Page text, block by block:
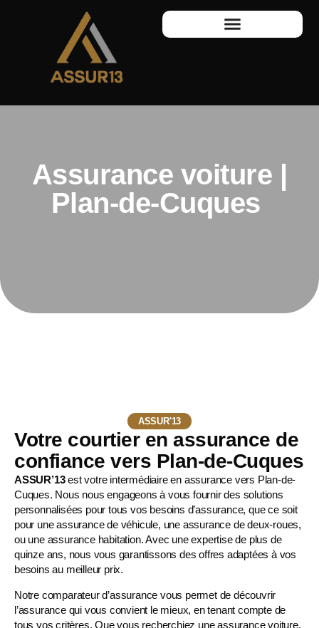
Assurance voiture |
Plan-de-Cuques
ASSUR'13
Votre courtier en assurance de
confiance vers Plan-de-Cuques
ASSUR’13est votre intermédiaire en assurance vers Plan-de-
Cuques. Nous nous engageons à vous fournir des solutions
personnalisées pour tous vos besoins d’assurance, que ce soit
pour uneassurance de véhicule, une assurance de deux-roues,
ou une assurance habitation. Avec une expertise de plus de
quinze ans, nous vous garantissons des offres adaptées à vos
besoins au meilleur prix.
Notre comparateur d’assurance vous permet de découvrir
l’assurance qui vous convient le mieux, en tenant compte de
tous vos critères. Que vous recherchiez une assurance voiture,